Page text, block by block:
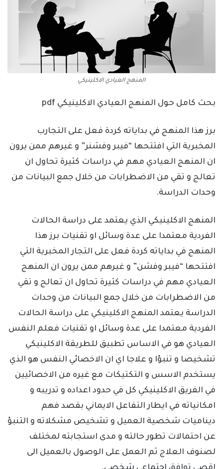
المنهج العيادي الاكلينيكي
بحث كامل حول المنهج العيادي الاكلينيكي pdf
برز هذا المنهج في بداياته كردة فعل على التجارب
المخبرية التي افتتحها “فيبر وفشنر” و غيرهم ممن يرون
ان المنهج العيادي مهم في دراسات كثيرة تحاول ان
تعالج و تقي من الاضطرابات من خلال جمع البيانات من
وحدات الدراسة.
المنهج الاكلينيكي الذي يعتمد على دراسة الحالات
الفردية معتمدا على عدة وسائل او تقنيات برز هذا
المنهج في بداياته كردة فعل على التجار المخبرية التي
افتتحها “فيبر وفشن” و غيرهم ممن يرون ان المنهج
العيادي مهم في دراسات كثيرة تحاول ان تعالج و تقي
من الاضطرابات من خلال جمع البيانات من وحدات
الدراسة يعتمد المنهج الاكلينيكي على دراسة الحالات
الفردية معتمدا على عدة وسائل او تقنيات فعلم النفس
العيادي هو في الاساس تطبيق للطريقة الاكلينيكي
تشخيصا و تنبؤا و علاجا اي ان الاخصائي النفس هو الذي
يستخدم الاسس و التكتيكات مع غيره من الاخصائيين
في الفريق الاكلينيكي كل في حدود اعداده و تدريبه و
امكانياته في ايطار التفاعل الايماني بقصد فهم
ديناميات شخصية العميل و تشخيص مشكلاته و التنبؤ
عن احتمالات تطور حالته و مدى استجابته لمختلف
لصنوف العلاج ثم العمل على الوصول بالعميل الى